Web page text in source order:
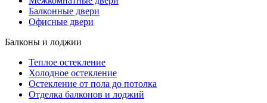
Балконные двери
Офисные двери
Балконы и лоджии
Теплое остекление
Холодное остекление
Остекление от пола до потолка
Отделка балконов и лоджий